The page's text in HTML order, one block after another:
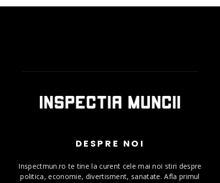
DESPRE NOI
Inspectmun.ro te tine la curent cele mai noi stiri despre
politica, economie, divertisment, sanatate. Afla primul